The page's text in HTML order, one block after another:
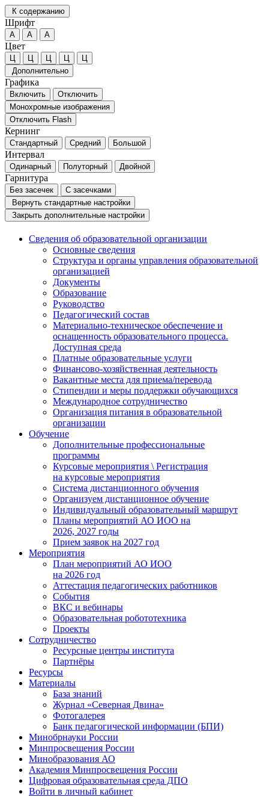
К содержанию
Шрифт
А А А
Цвет
Ц Ц Ц Ц
Ц
Дополнительно
Графика
Включить
Отключить
Монохромные изображения
Отключить Flash
Кернинг
Стандартный Средний Большой
Интервал
Одинарный Полуторный Двойной
Гарнитура
Без засечек
С засечками
Вернуть стандартные настройки
Закрыть дополнительные настройки
Сведения об образовательной организации
Основные сведения
Структура и органы управления образовательной
организацией
Документы
Образование
Руководство
Педагогический состав
Материально-техническое обеспечение и
оснащенность образовательного процесса.
Доступная среда
Платные образовательные услуги
Финансово-хозяйственная деятельность
Вакантные места для приема/перевода
Стипендии и меры поддержки обучающихся
Международное сотрудничество
Организация питания в образовательной
организации
Обучение
Дополнительные профессиональные
программы
Курсовые мероприятия \ Регистрация
на курсовые мероприятия
Система дистанционного обучения
Организуем дистанционное обучение
Индивидуальный образовательный маршрут
Планы мероприятий АО ИОО на
2026, 2027 годы
Прием заявок на 2027 год
Мероприятия
План мероприятий АО ИОО
на 2026 год
Аттестация педагогических работников
События
ВКС и вебинары
Образовательная робототехника
Проекты
Сотрудничество
Ресурсные центры института
Партнёры
Ресурсы
Материалы
База знаний
Журнал «Северная Двина»
Фотогалерея
Банк педагогической информации (БПИ)
Минобрнауки России
Минпросвещения России
Минобразования АО
Академия Минпросвещения России
Цифровая образовательная среда ДПО
Войти в личный кабинет